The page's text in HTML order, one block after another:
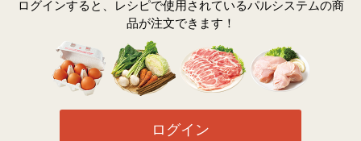
ログインすると、レシピで使用されているパルシステムの商
品が注文できます！
ログイン